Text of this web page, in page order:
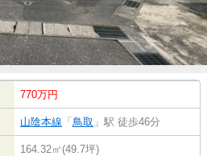
770万円
山陰本線 「 鳥取 」駅 徒歩46分
164.32㎡(49.7坪)